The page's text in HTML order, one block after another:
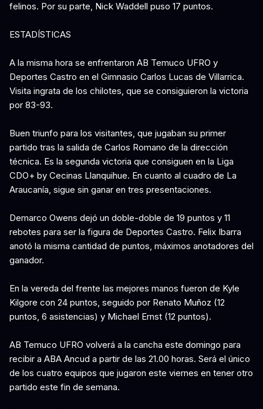
felinos. Por su parte, Nick Waddell puso 17 puntos.
ESTADÍSTICAS
A la misma hora se enfrentaron AB Temuco UFRO y
Deportes Castro en el Gimnasio Carlos Lucas de Villarrica.
Visita ingrata de los chilotes, que se consiguieron la victoria
por 83-93.
Buen triunfo para los visitantes, que jugaban su primer
partido tras la salida de Carlos Romano de la dirección
técnica. Es la segunda victoria que consiguen en la Liga
CDO+ by Cecinas Llanquihue. En cuanto al cuadro de La
Araucanía, sigue sin ganar en tres presentaciones.
Demarco Owens dejó un doble-doble de 19 puntos y 11
rebotes para ser la figura de Deportes Castro. Felix Ibarra
anotó la misma cantidad de puntos, máximos anotadores del
ganador.
En la vereda del frente las mejores manos fueron de Kyle
Kilgore con 24 puntos, seguido por Renato Muñoz (12
puntos, 6 asistencias) y Michael Ernst (12 puntos).
AB Temuco UFRO volverá a la cancha este domingo para
recibir a ABA Ancud a partir de las 21.00 horas. Será el único
de los cuatro equipos que jugaron este viernes en tener otro
partido este fin de semana.